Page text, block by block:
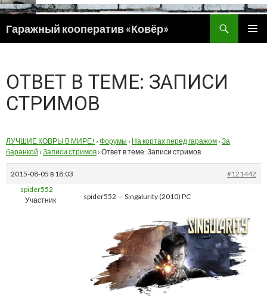
Гаражный кооператив «Ковёр»
ПЕРЕЙТИ
ОТВЕТ В ТЕМЕ: ЗАПИСИ
СТРИМОВ
ЛУЧШИЕ КОВРЫ В МИРЕ! › Форумы › На кортах перед гаражом › За
баранкой › Записи стримов › Ответ в теме: Записи стримов
2015-08-05 в 18:03
#121442
spider552
Участник
spider552 — Singalurity (2010) PC